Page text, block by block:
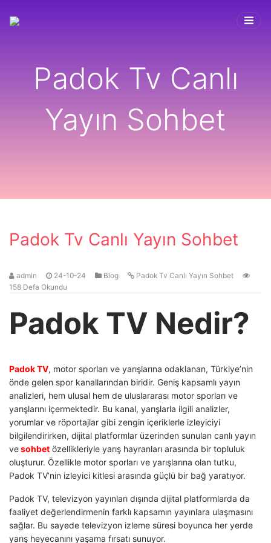
Padok Tv Canlı
Yayın Sohbet
Padok Tv Canlı Yayın Sohbet
admin 24-10-24 Blog
Padok Tv Canlı Yayın Sohbet
158 Defa Okundu
Padok TV Nedir?
Padok TV, motor sporları ve yarışlarına odaklanan, Türkiye’nin
önde gelen spor kanallarından biridir. Geniş kapsamlı yayın
analizleri, hem ulusal hem de uluslararası motor sporları ve
yarışlarını içermektedir. Bu kanal, yarışlarla ilgili analizler,
yorumlar ve röportajlar gibi zengin içeriklerle izleyiciyi
bilgilendirirken, dijital platformlar üzerinden sunulan canlı yayın
vesohbet özellikleriyle yarış hayranları arasında bir topluluk
oluşturur. Özellikle motor sporları ve yarışlarına olan tutku,
Padok TV’nin izleyici kitlesi arasında güçlü bir bağ yaratıyor.
Padok TV, televizyon yayınları dışında dijital platformlarda da
faaliyet değerlendirmenin farklı kapsamın yayınlara ulaşmasını
sağlar. Bu sayede televizyon izleme süresi boyunca her yerde
yarış heyecanını yaşama fırsatı sunuyor.